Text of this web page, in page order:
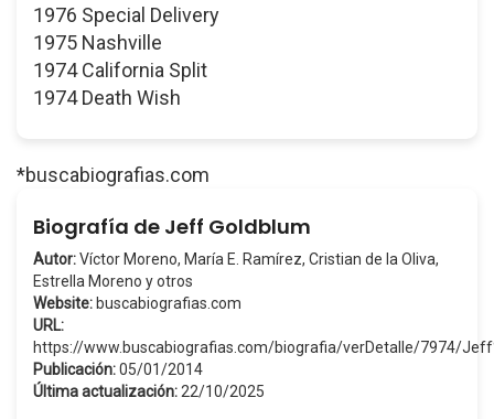
1976 Special Delivery
1975 Nashville
1974 California Split
1974 Death Wish
*buscabiografias.com
Biografía de Jeff Goldblum
Autor:Víctor Moreno, María E. Ramírez, Cristian de la Oliva,
Estrella Moreno y otros
Website: buscabiografias.com
URL:
https://www.buscabiografias.com/biografia/verDetalle/7974/
Publicación:05/01/2014
Última actualización: 22/10/2025